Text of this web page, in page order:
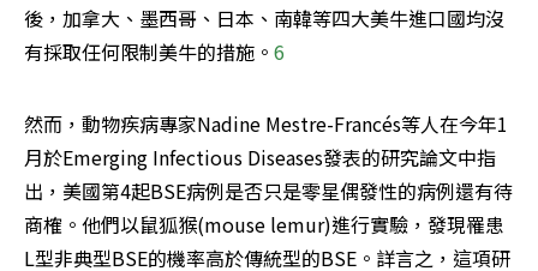
後，加拿大、墨西哥、日本、南韓等四大美牛進口國均沒
有採取任何限制美牛的措施。 6
然而，動物疾病專家Nadine Mestre-Francés等人在今年1
月於Emerging Infectious Diseases發表的研究論文中指
出，美國第4起BSE病例是否只是零星偶發性的病例還有待
商榷。他們以鼠狐猴(mouse lemur)進行實驗，發現罹患
L型非典型BSE的機率高於傳統型的BSE。詳言之，這項研